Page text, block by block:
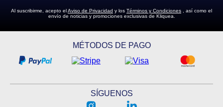
Al suscribirme, acepto elAviso de Privacidad y los Términos y Condiciones , así como el
envío de noticias y promociones exclusivas de Kliquea.
MÉTODOS DE PAGO
SÍGUENOS